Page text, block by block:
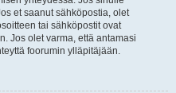
et saanut sähköpostia, olet
tai sähköpostit ovat
Jos olet varma, että antamasi
foorumin ylläpitäjään.